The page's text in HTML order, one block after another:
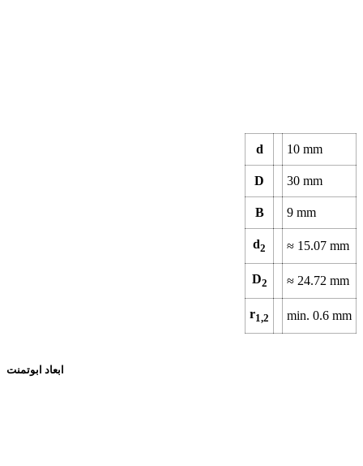
d 10 mm
D 30 mm
B 9 mm
d2 ≈ 15.07 mm
D2 ≈ 24.72 mm
r1,2 min. 0.6 mm
ابعاد ابوتمنت